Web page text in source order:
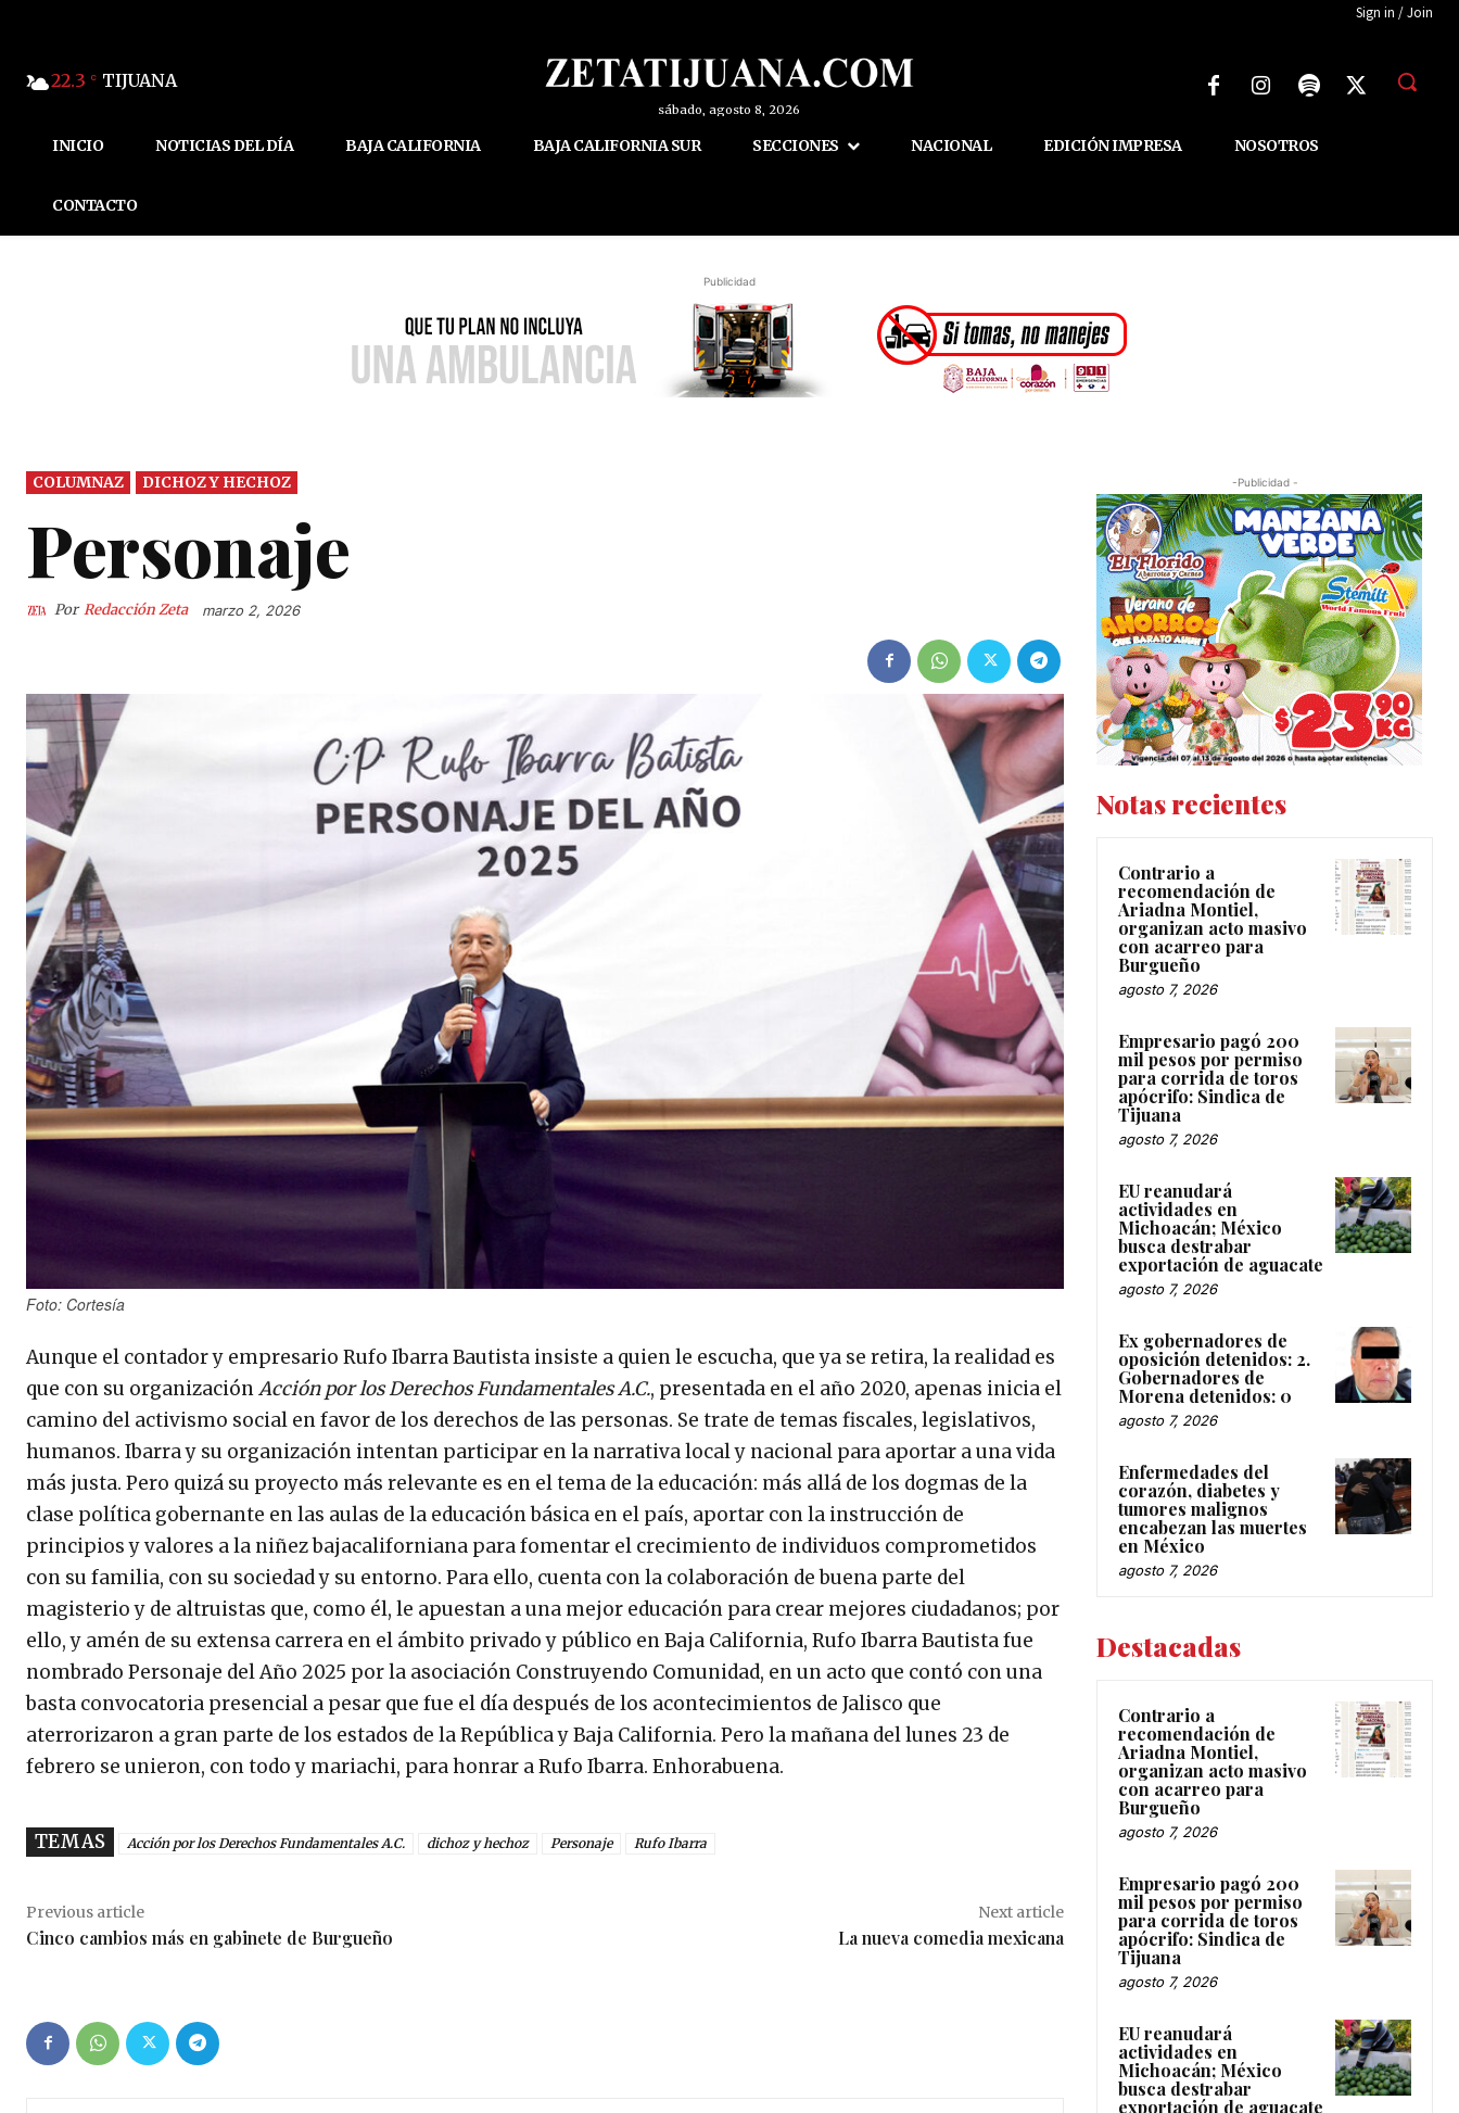
Sign in / Join
22.3 C TIJUANA
sábado, agosto 8, 2026
INICIO NOTICIAS DEL DÍA BAJA CALIFORNIA BAJA CALIFORNIA SUR SECCIONES NACIONAL EDICIÓN IMPRESA NOSOTROS
CONTACTO
Publicidad
COLUMNAZ DICHOZ Y HECHOZ
Personaje
Por Redacción Zeta marzo 2, 2026
Foto: Cortesía
Aunque el contador y empresario Rufo Ibarra Bautista insiste a quien le escucha, que ya se retira, la realidad es
que con su organizaciónAcción por los Derechos Fundamentales A.C., presentada en el año 2020, apenas inicia el
camino del activismo social en favor de los derechos de las personas. Se trate de temas fiscales, legislativos,
humanos. Ibarra y su organización intentan participar en la narrativa local y nacional para aportar a una vida
más justa. Pero quizá su proyecto más relevante es en el tema de la educación: más allá de los dogmas de la
clase política gobernante en las aulas de la educación básica en el país, aportar con la instrucción de
principios y valores a la niñez bajacaliforniana para fomentar el crecimiento de individuos comprometidos
con su familia, con su sociedad y su entorno. Para ello, cuenta con la colaboración de buena parte del
magisterio y de altruistas que, como él, le apuestan a una mejor educación para crear mejores ciudadanos; por
ello, y amén de su extensa carrera en el ámbito privado y público en Baja California, Rufo Ibarra Bautista fue
nombrado Personaje del Año 2025 por la asociación Construyendo Comunidad, en un acto que contó con una
basta convocatoria presencial a pesar que fue el día después de los acontecimientos de Jalisco que
aterrorizaron a gran parte de los estados de la República y Baja California. Pero la mañana del lunes 23 de
febrero se unieron, con todo y mariachi, para honrar a Rufo Ibarra. Enhorabuena.
TEMAS Acción por los Derechos Fundamentales A.C. dichoz y hechoz Personaje Rufo Ibarra
Previous article
Cinco cambios más en gabinete de Burgueño
Next article
La nueva comedia mexicana
-Publicidad -
Notas recientes
Contrario a
recomendación de
Ariadna Montiel,
organizan acto masivo
con acarreo para
Burgueño
agosto 7, 2026
Empresario pagó 200
mil pesos por permiso
para corrida de toros
apócrifo: Sindica de
Tijuana
agosto 7, 2026
EU reanudará
actividades en
Michoacán; México
busca destrabar
exportación de aguacate
agosto 7, 2026
Ex gobernadores de
oposición detenidos: 2.
Gobernadores de
Morena detenidos: 0
agosto 7, 2026
Enfermedades del
corazón, diabetes y
tumores malignos
encabezan las muertes
en México
agosto 7, 2026
Destacadas
Contrario a
recomendación de
Ariadna Montiel,
organizan acto masivo
con acarreo para
Burgueño
agosto 7, 2026
Empresario pagó 200
mil pesos por permiso
para corrida de toros
apócrifo: Sindica de
Tijuana
agosto 7, 2026
EU reanudará
actividades en
Michoacán; México
busca destrabar
exportación de aguacate